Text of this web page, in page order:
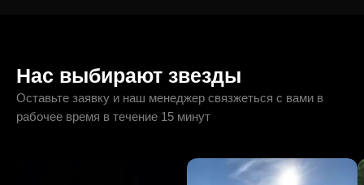
Нас выбирают звезды
Оставьте заявку и наш менеджер связжеться с вами в
рабочее время в течение 15 минут